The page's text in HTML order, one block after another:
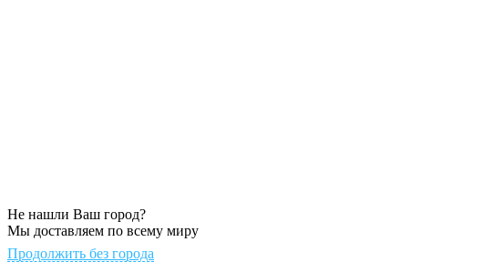
Не нашли Ваш город?
Мы доставляем по всему миру
Продолжить без города